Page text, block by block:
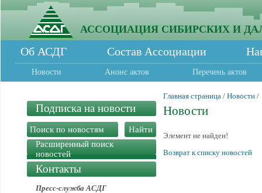
АССОЦИАЦИЯ СИБИРСКИХ И
Об АСДГ Состав Ассоциации
Новости Анонс актов Перечень актов
Подписка на новости
Расширенный поиск
новостей
Контакты
Пресс-служба АСДГ
Главная страница / Новости /
Новости
Элемент не найден!
Возврат к списку новостей